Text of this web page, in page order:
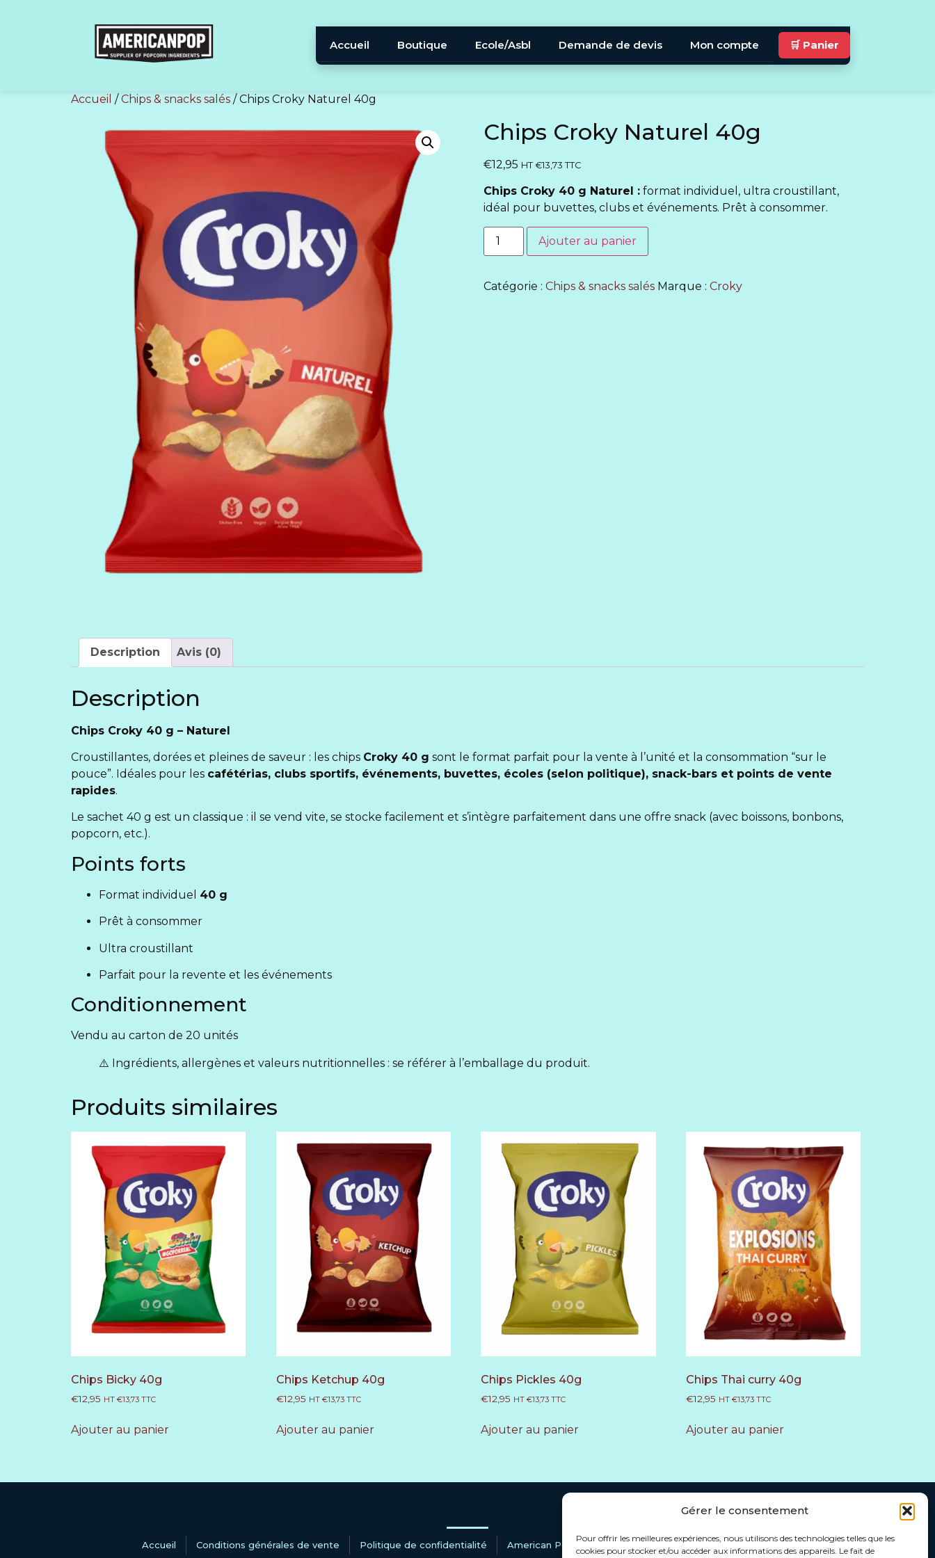
Gérer le consentement
Pour offrir les meilleures expériences, nous utilisons des technologies telles que les
cookies pour stocker et/ou accéder aux informations des appareils. Le fait de
Accueil Boutique Ecole/Asbl Demande de devis Mon compte 🛒 Panier
Accueil /Chips & snacks salés / Chips Croky Naturel 40g
Chips Croky Naturel 40g
€12,95 HT€13,73 TTC
Chips Croky 40 g Naturel :format individuel, ultra croustillant,
idéal pour buvettes, clubs et événements. Prêt à consommer.
Ajouter au panier
Catégorie : Chips & snacks salés Marque : Croky
Description Avis (0)
Description
Chips Croky 40 g – Naturel
Croustillantes, dorées et pleines de saveur : les chips Croky 40 g sont le format parfait pour la vente à l’unité et la consommation “sur le
pouce”. Idéales pour les cafétérias, clubs sportifs, événements, buvettes, écoles (selon politique), snack-bars et points de vente
rapides.
Le sachet 40 g est un classique : il se vend vite, se stocke facilement et s’intègre parfaitement dans une offre snack (avec boissons, bonbons,
popcorn, etc.).
Points forts
Format individuel 40 g
Prêt à consommer
Ultra croustillant
Parfait pour la revente et les événements
Conditionnement
Vendu au carton de 20 unités
⚠️ Ingrédients, allergènes et valeurs nutritionnelles : se référer à l’emballage du produit.
Produits similaires
Chips Bicky 40g
€12,95 HT €13,73 TTC
Ajouter au panier
Chips Ketchup 40g
€12,95 HT €13,73TTC
Ajouter au panier
Chips Pickles 40g
€12,95 HT€13,73 TTC
Ajouter au panier
Chips Thai curry 40g
€12,95 HT€13,73 TTC
Ajouter au panier
Accueil Conditions générales de vente Politique de confidentialité American Pop Nous contacter Info@americanpop.be